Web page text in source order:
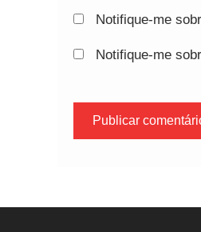
Notifique-me
Notifique-me